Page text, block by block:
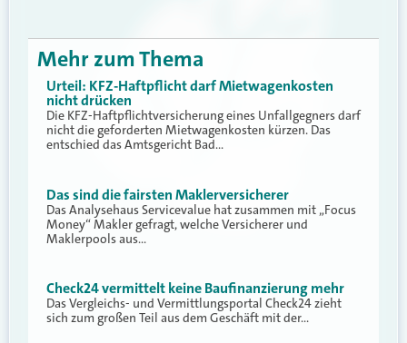
Mehr zum Thema
Urteil: KFZ-Haftpflicht darf Mietwagenkosten
nicht drücken
Die KFZ-Haftpflichtversicherung eines Unfallgegners darf
nicht die geforderten Mietwagenkosten kürzen. Das
entschied das Amtsgericht Bad…
Das sind die fairsten Maklerversicherer
Das Analysehaus Servicevalue hat zusammen mit „Focus
Money“ Makler gefragt, welche Versicherer und
Maklerpools aus…
Check24 vermittelt keine Baufinanzierung mehr
Das Vergleichs- und Vermittlungsportal Check24 zieht
sich zum großen Teil aus dem Geschäft mit der…